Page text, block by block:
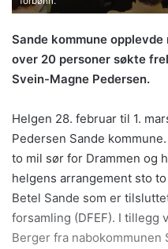
Sande kommune
over 20 personer søkte
Svein-Magne Pedersen.
Helgen 28. februar til 1.
Pedersen Sande
to mil sør for Drammen og
helgens arrangement sto
Betel Sande som er
forsamling (DFEF). I tillegg
Berger fra nabokommunen